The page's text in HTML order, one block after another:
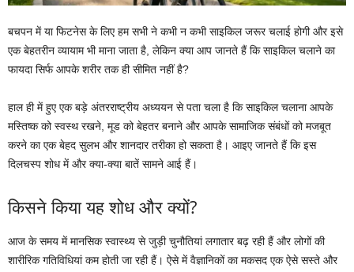
बचपन में या फिटनेस के लिए हम सभी ने कभी न कभी साइकिल जरूर चलाई होगी और इसे
एक बेहतरीन व्यायाम भी माना जाता है, लेकिन क्या आप जानते हैं कि साइकिल चलाने का
फायदा सिर्फ आपके शरीर तक ही सीमित नहीं है?
हाल ही में हुए एक बड़े अंतरराष्ट्रीय अध्ययन से पता चला है कि साइकिल चलाना आपके
मस्तिष्क को स्वस्थ रखने, मूड को बेहतर बनाने और आपके सामाजिक संबंधों को मजबूत
करने का एक बेहद सुलभ और शानदार तरीका हो सकता है। आइए जानते हैं कि इस
दिलचस्प शोध में और क्या-क्या बातें सामने आई हैं।
किसने किया यह शोध और क्यों?
आज के समय में मानसिक स्वास्थ्य से जुड़ी चुनौतियां लगातार बढ़ रही हैं और लोगों की
शारीरिक गतिविधियां कम होती जा रही हैं। ऐसे में वैज्ञानिकों का मकसद एक ऐसे सस्ते और